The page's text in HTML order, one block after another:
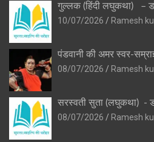
गुल्लक (हिंदी लघुकथा) – डॉ.
10/07/2026
Ramesh
पंडवानी की अमर स्वर-
08/07/2026
Ramesh
सरस्वती सुता (लघुकथा) ​-
08/07/2026
Ramesh